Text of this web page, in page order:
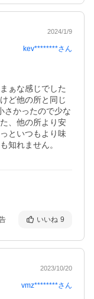
2024/1/9
kev********さん
ぁな感じでした
ど他の所と同じ
さかったので少な
、他の所より安
といつもより味
知れません。
いいね 9
2023/10/20
vmz********さん